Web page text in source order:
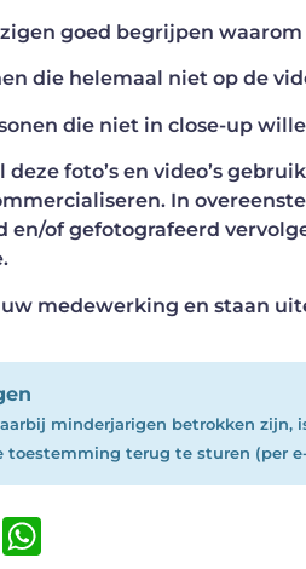
goed begrijpen
die helemaal niet op de
die niet in close-up
foto’s en video’s
In
en/of gefotografeerd
medewerking en staan
minderjarigen betrokken zijn,
toestemming terug te sturen (per
Twitter